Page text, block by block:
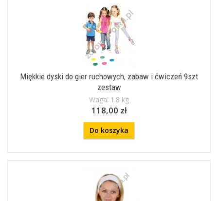
Miękkie dyski do gier ruchowych, zabaw i ćwiczeń 9szt
zestaw
Waga: 1.8 kg
118,00 zł
Do koszyka